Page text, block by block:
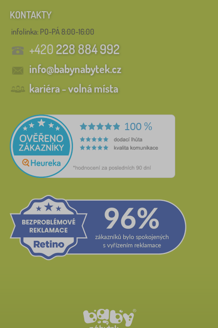
KONTAKTY
infolinka: PO-PÁ 8:00-16:00
+420228 884 992
info@babynabytek.cz
kariéra - volná místa